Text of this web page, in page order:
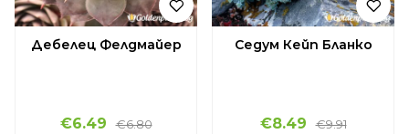
Дебелец Фелдмайер
€6.49
€6.80
Седум Кейп Бланко
€8.49
€9.91